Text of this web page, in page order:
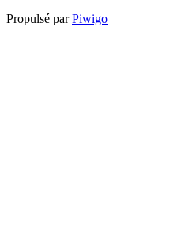
Propulsé parPiwigo